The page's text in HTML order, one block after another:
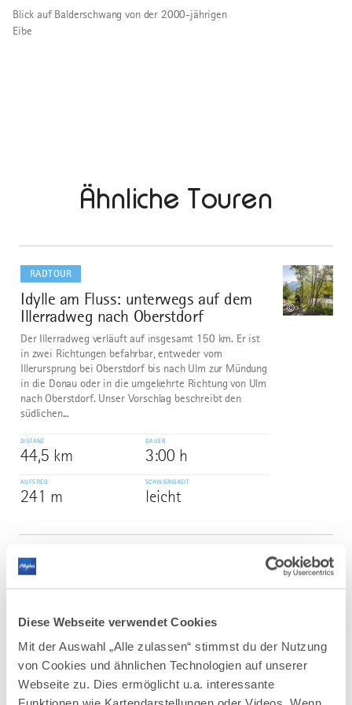
Diese Webseite verwendet Cookies
Mit der Auswahl „Alle zulassen“ stimmst du der Nutzung
von Cookies und ähnlichen Technologien auf unserer
Webseite zu. Dies ermöglicht u.a. interessante
Blick auf Balderschwang von der 2000-jährigen
Eibe
Ähnliche Touren
RADTOUR
1
Idylle am Fluss: unterwegs auf dem
Illerradweg nach Oberstdorf
©
Der Illerradweg verläuft auf insgesamt 150 km. Er ist
in zwei Richtungen befahrbar, entweder vom
Illerursprung bei Oberstdorf bis nach Ulm zur Mündung
in die Donau oder in die umgekehrte Richtung von Ulm
nach Oberstdorf. Unser Vorschlag beschreibt den
südlichen...
DISTANZ
44,5 km
DAUER
3:00 h
AUFSTIEG
241 m
SCHWIERIGKEIT
leicht
dazu
RADTOUR
Rund um Edelsberg und Alpspitze
Nesselwang. Auf dieser MTB-Tour genießt ihr tolle
Ausblicke und bekommt den Kopf frei.
DISTANZ
24,4 km
DAUER
3:30 h